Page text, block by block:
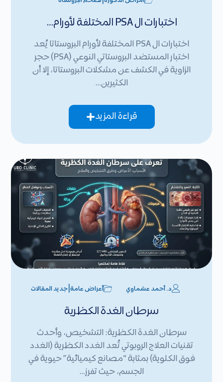
اختبارات ال PSA المختلفة لأورام…
اختبارات ال PSA المختلفة لأورام البروستاتا يُعد
اختبار المستضد البروستاتي النوعي (PSA) حجر
الزاوية في الكشف عن مشكلات البروستاتا، إلا أن
الكثيرين…
قراءة المزيد
د. أحمد عشماوي أعراض عامة |جديد المقالات
سرطان الغدة الكظرية
سرطان الغدة الكظرية: التشخيص، وأحدث
تقنيات العلاج الروبوتي تُعد الغدد الكظرية (الغدد
فوق الكلوية) بمثابة “مصانع كيميائية” حيوية في
الجسم، حيث تفرز…